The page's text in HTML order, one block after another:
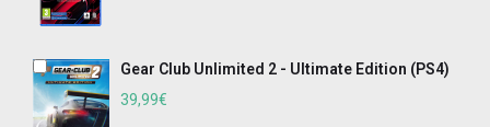
Gear Club Unlimited 2 - Ultimate Edition (PS4)
39,99€